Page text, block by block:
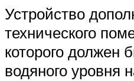
Устройство
технического
которого должен
водяного уровня